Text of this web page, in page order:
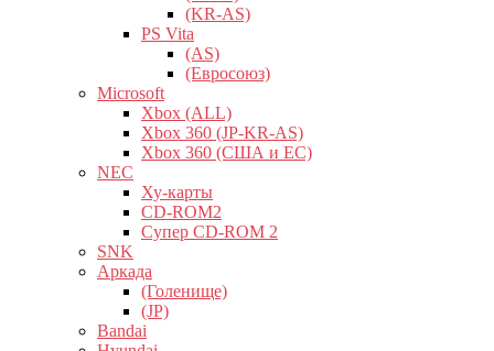
(KR-AS)
PS Vita
(AS)
(Евросоюз)
Microsoft
Xbox (ALL)
Xbox 360 (JP-KR-AS)
Xbox 360 (США и ЕС)
NEC
Ху-карты
CD-ROM2
Супер CD-ROM 2
SNK
Аркада
(Голенище)
(JP)
Bandai